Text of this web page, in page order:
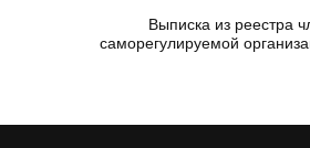
Выписка из реестра
саморегулируемой